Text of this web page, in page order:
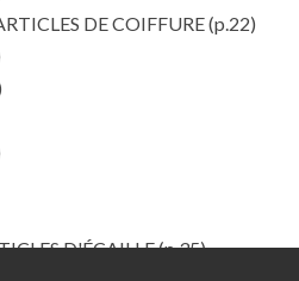
DE COIFFURE(p.22)
D'ÉCAILLE(p.35)